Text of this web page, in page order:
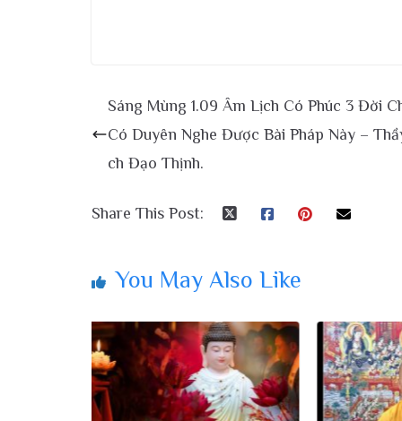
Sáng Mùng 1.09 Âm Lịch Có Phúc 3 Đời
Có Duyên Nghe Được Bài Pháp Này –
ch Đạo Thịnh.
Share This Post:
You May Also Like